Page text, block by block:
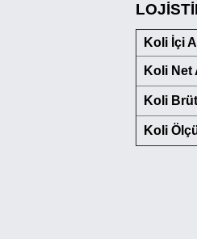
Koli İçi
Koli Net
Koli Brüt
Koli